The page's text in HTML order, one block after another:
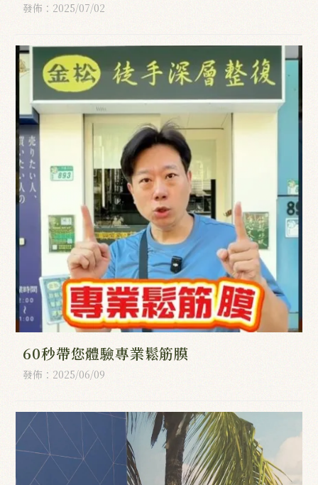
發佈：2025/07/02
60秒帶您體驗專業鬆筋膜
發佈：2025/06/09